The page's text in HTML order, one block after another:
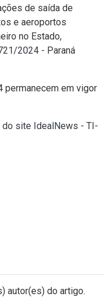
de saída de
e aeroportos
no Estado,
2024 - Paraná
permanecem em vigor
do site IdealNews - TI-
autor(es) do artigo.